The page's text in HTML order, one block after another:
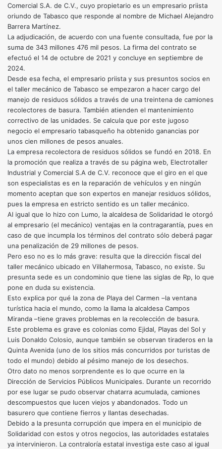
Comercial S.A. de C.V., cuyo propietario es un empresario priista
oriundo de Tabasco que responde al nombre de Michael Alejandro
Barrera Martínez.
La adjudicación, de acuerdo con una fuente consultada, fue por la
suma de 343 millones 476 mil pesos. La firma del contrato se
efectuó el 14 de octubre de 2021 y concluye en septiembre de
2024.
Desde esa fecha, el empresario priista y sus presuntos socios en
el taller mecánico de Tabasco se empezaron a hacer cargo del
manejo de residuos sólidos a través de una treintena de camiones
recolectores de basura. También atienden el mantenimiento
correctivo de las unidades. Se calcula que por este jugoso
negocio el empresario tabasqueño ha obtenido ganancias por
unos cien millones de pesos anuales.
La empresa recolectora de residuos sólidos se fundó en 2018. En
la promoción que realiza a través de su página web, Electrotaller
Industrial y Comercial S.A de C.V. reconoce que el giro en el que
son especialistas es en la reparación de vehículos y en ningún
momento aceptan que son expertos en manejar residuos sólidos,
pues la empresa en estricto sentido es un taller mecánico.
Al igual que lo hizo con Lumo, la alcaldesa de Solidaridad le otorgó
al empresario (el mecánico) ventajas en la contragarantía, pues en
caso de que incumpla los términos del contrato sólo deberá pagar
una penalización de 29 millones de pesos.
Pero eso no es lo más grave: resulta que la dirección fiscal del
taller mecánico ubicado en Villahermosa, Tabasco, no existe. Su
presunta sede es un condominio que tiene las siglas de Rp, lo que
pone en duda su existencia.
Esto explica por qué la zona de Playa del Carmen –la ventana
turística hacia el mundo, como la llama la alcaldesa Campos
Miranda –tiene graves problemas en la recolección de basura.
Este problema es grave es colonias como Ejidal, Playas del Sol y
Luis Donaldo Colosio, aunque también se observan tiraderos en la
Quinta Avenida (uno de los sitios más concurridos por turistas de
todo el mundo) debido al pésimo manejo de los desechos.
Otro dato no menos sorprendente es lo que ocurre en la
Dirección de Servicios Públicos Municipales. Durante un recorrido
por ese lugar se pudo observar chatarra acumulada, camiones
descompuestos que lucen viejos y abandonados. Todo un
basurero que contiene fierros y llantas desechadas.
Debido a la presunta corrupción que impera en el municipio de
Solidaridad con estos y otros negocios, las autoridades estatales
ya intervinieron. La contraloría estatal investiga este caso al igual